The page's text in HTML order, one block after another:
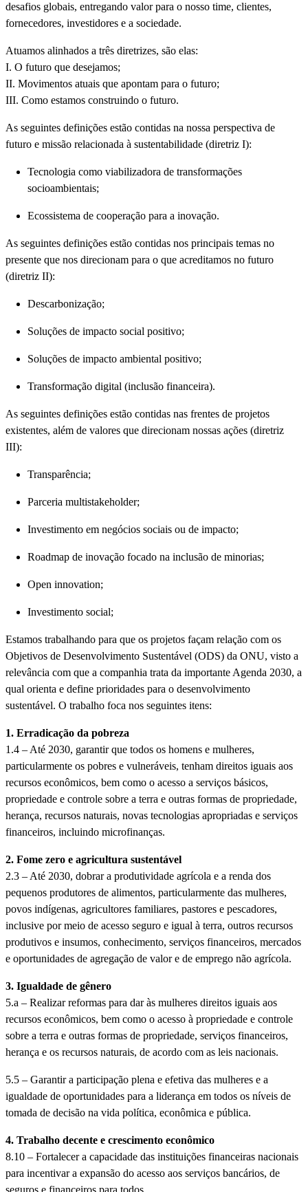
desafios globais, entregando valor para o nosso time, clientes,
fornecedores, investidores e a sociedade.
Atuamos alinhados a três diretrizes, são elas:
I. O futuro que desejamos;
II. Movimentos atuais que apontam para o futuro;
III. Como estamos construindo o futuro.
As seguintes definições estão contidas na nossa perspectiva de
futuro e missão relacionada à sustentabilidade (diretriz I):
Tecnologia como viabilizadora de transformações
socioambientais;
Ecossistema de cooperação para a inovação.
As seguintes definições estão contidas nos principais temas no
presente que nos direcionam para o que acreditamos no futuro
(diretriz II):
Descarbonização;
Soluções de impacto social positivo;
Soluções de impacto ambiental positivo;
Transformação digital (inclusão financeira).
As seguintes definições estão contidas nas frentes de projetos
existentes, além de valores que direcionam nossas ações (diretriz
III):
Transparência;
Parceria multistakeholder;
Investimento em negócios sociais ou de impacto;
Roadmap de inovação focado na inclusão de minorias;
Open innovation;
Investimento social;
Estamos trabalhando para que os projetos façam relação com os
Objetivos de Desenvolvimento Sustentável (ODS) da ONU, visto a
relevância com que a companhia trata da importante Agenda 2030, a
qual orienta e define prioridades para o desenvolvimento
sustentável. O trabalho foca nos seguintes itens:
1. Erradicação da pobreza
1.4 – Até 2030, garantir que todos os homens e mulheres,
particularmente os pobres e vulneráveis, tenham direitos iguais aos
recursos econômicos, bem como o acesso a serviços básicos,
propriedade e controle sobre a terra e outras formas de propriedade,
herança, recursos naturais, novas tecnologias apropriadas e serviços
financeiros, incluindo microfinanças.
2. Fome zero e agricultura sustentável
2.3 – Até 2030, dobrar a produtividade agrícola e a renda dos
pequenos produtores de alimentos, particularmente das mulheres,
povos indígenas, agricultores familiares, pastores e pescadores,
inclusive por meio de acesso seguro e igual à terra, outros recursos
produtivos e insumos, conhecimento, serviços financeiros, mercados
e oportunidades de agregação de valor e de emprego não agrícola.
3. Igualdade de gênero
5.a – Realizar reformas para dar às mulheres direitos iguais aos
recursos econômicos, bem como o acesso à propriedade e controle
sobre a terra e outras formas de propriedade, serviços financeiros,
herança e os recursos naturais, de acordo com as leis nacionais.
5.5 – Garantir a participação plena e efetiva das mulheres e a
igualdade de oportunidades para a liderança em todos os níveis de
tomada de decisão na vida política, econômica e pública.
4. Trabalho decente e crescimento econômico
8.10 – Fortalecer a capacidade das instituições financeiras nacionais
para incentivar a expansão do acesso aos serviços bancários, de